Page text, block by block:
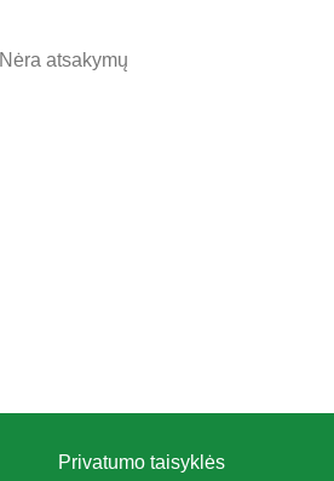
Nėra atsakymų
Privatumo taisyklės